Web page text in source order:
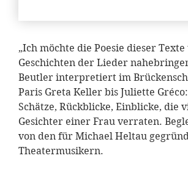
„Ich möchte die Poesie dieser
Geschichten der Lieder
Beutler interpretiert im
Paris Greta Keller bis Juliette
Schätze, Rückblicke, Einblicke, die
Gesichter einer Frau verraten.
von den für Michael Heltau
Theatermusikern.